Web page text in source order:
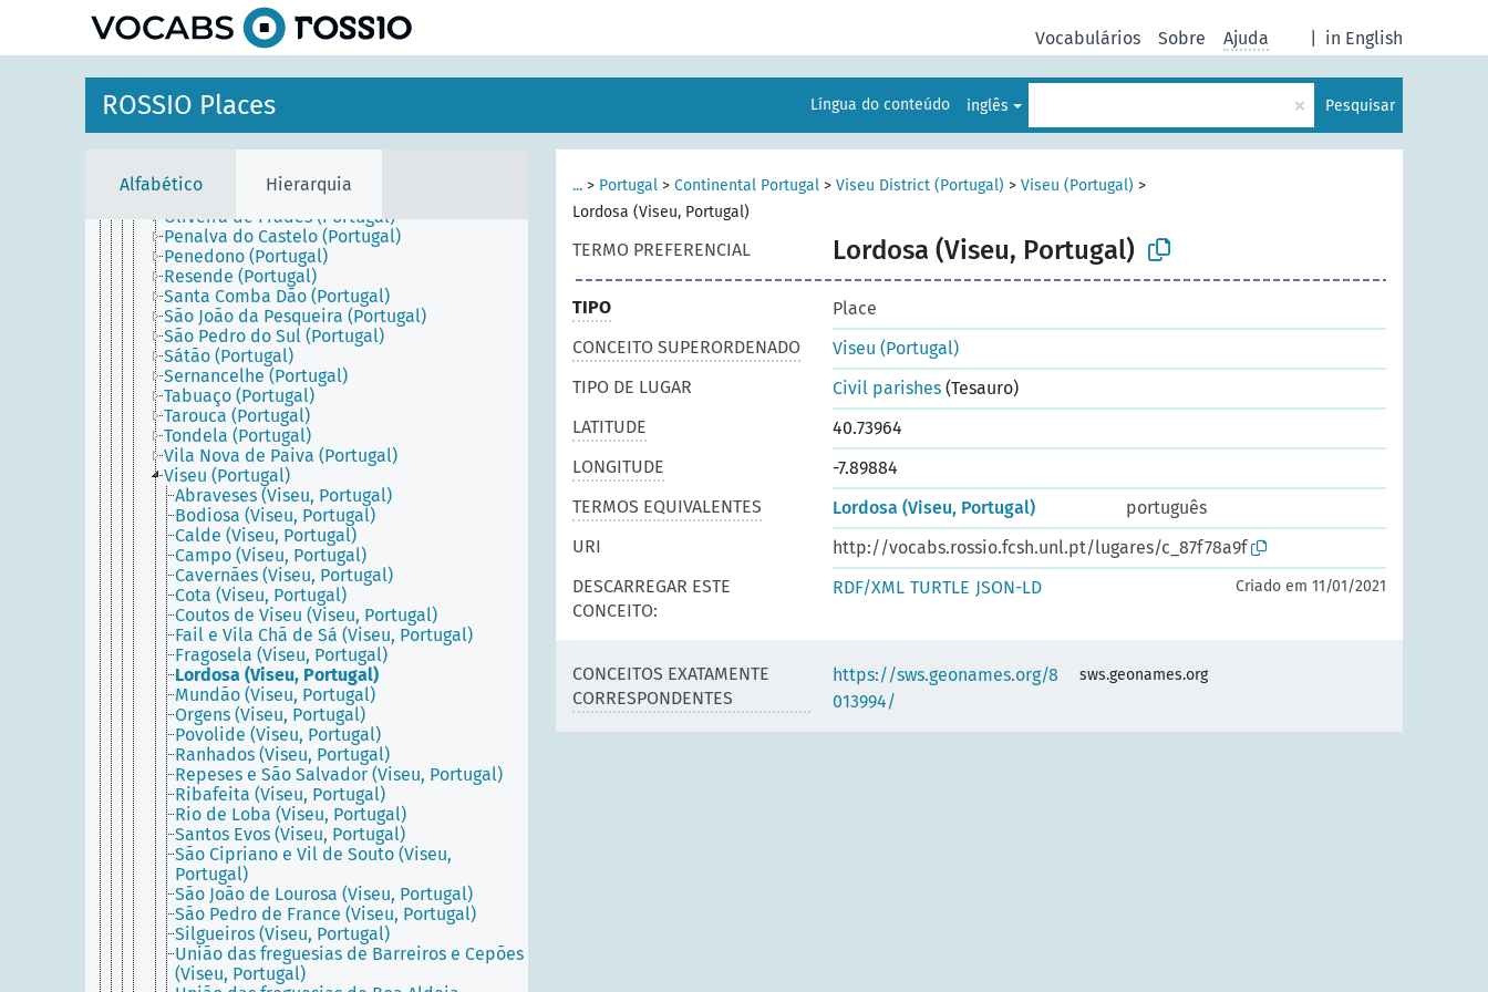
in English
Vocabulários Sobre Ajuda
ROSSIO Places Língua do conteúdo inglês × Pesquisar
Alfabético Hierarquia
Viseu District (Portugal)
Armamar (Portugal)
Carregal do Sal (Portugal)
Castro Daire (Portugal)
Cinfães (Portugal)
Lamego (Portugal)
Mangualde (Portugal)
Moimenta da Beira (Portugal)
Mortágua (Portugal)
Nelas (Portugal)
Oliveira de Frades (Portugal)
Penalva do Castelo (Portugal)
Penedono (Portugal)
Resende (Portugal)
Santa Comba Dão (Portugal)
São João da Pesqueira (Portugal)
São Pedro do Sul (Portugal)
Sátão (Portugal)
Sernancelhe (Portugal)
Tabuaço (Portugal)
Tarouca (Portugal)
Tondela (Portugal)
Vila Nova de Paiva (Portugal)
Viseu (Portugal)
Abraveses (Viseu, Portugal)
Bodiosa (Viseu, Portugal)
Calde (Viseu, Portugal)
Campo (Viseu, Portugal)
Cavernães (Viseu, Portugal)
Cota (Viseu, Portugal)
Coutos de Viseu (Viseu, Portugal)
Fail e Vila Chã de Sá (Viseu, Portugal)
Fragosela (Viseu, Portugal)
Lordosa (Viseu, Portugal)
Mundão (Viseu, Portugal)
Orgens (Viseu, Portugal)
Povolide (Viseu, Portugal)
Ranhados (Viseu, Portugal)
Repeses e São Salvador (Viseu, Portugal)
Ribafeita (Viseu, Portugal)
Rio de Loba (Viseu, Portugal)
Santos Evos (Viseu, Portugal)
São Cipriano e Vil de Souto (Viseu,
Portugal)
São João de Lourosa (Viseu, Portugal)
São Pedro de France (Viseu, Portugal)
Silgueiros (Viseu, Portugal)
União das freguesias de Barreiros e Cepões
(Viseu, Portugal)
... > Portugal > Continental Portugal > Viseu District (Portugal) > Viseu (Portugal) >
Lordosa (Viseu, Portugal)
TERMO PREFERENCIAL Lordosa (Viseu, Portugal)
TIPO
Place
CONCEITO SUPERORDENADO
Viseu (Portugal)
TIPO DE LUGAR
Civil parishes (Tesauro)
LATITUDE
40.73964
LONGITUDE
-7.89884
TERMOS EQUIVALENTES
Lordosa (Viseu, Portugal)
português
URI
http://vocabs.rossio.fcsh.unl.pt/lugares/c_87f78a9f
DESCARREGAR ESTE
CONCEITO:
RDF/XML TURTLE JSON-LD Criado em 11/01/2021
CONCEITOS EXATAMENTE
CORRESPONDENTES
https://sws.geonames.org/8
013994/
sws.geonames.org